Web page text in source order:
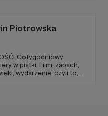
Piotrowska
Cotygodniowy
w piątki. Film, zapach,
wydarzenie, czyli to,